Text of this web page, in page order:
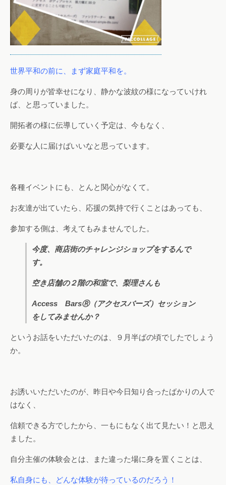
世界平和の前に、まず家庭平和を。
身の周りが皆幸せになり、静かな波紋の様になっていけれ
ば、と思っていました。
開拓者の様に伝導していく予定は、今もなく、
必要な人に届けばいいなと思っています。
各種イベントにも、とんと関心がなくて。
お友達が出ていたら、応援の気持で行くことはあっても、
参加する側は、考えてもみませんでした。
今度、商店街のチャレンジショップをするんで
す。
空き店舗の２階の和室で、梨理さんも
Access BarsⓇ（アクセスバーズ）セッション
をしてみませんか？
というお話をいただいたのは、９月半ばの頃でしたでしょう
か。
お誘いいただいたのが、昨日や今日知り合ったばかりの人で
はなく、
信頼できる方でしたから、一もにもなく出て見たい！と思え
ました。
自分主催の体験会とは、また違った場に身を置くことは、
私自身にも、どんな体験が待っているのだろう！